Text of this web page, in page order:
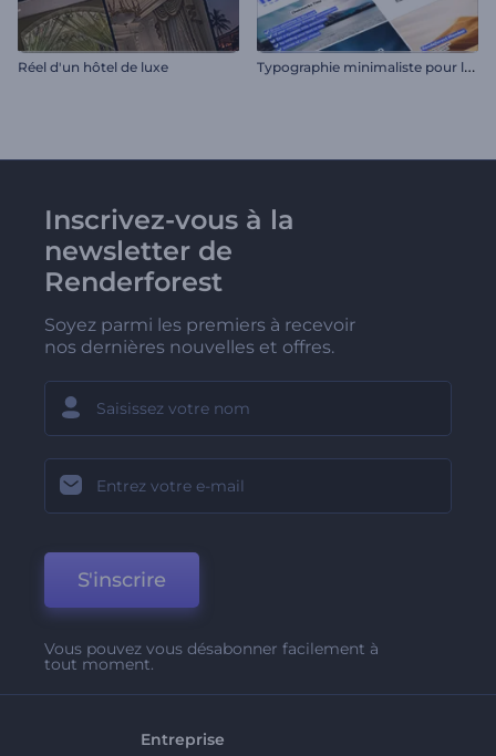
Réel d'un hôtel de luxe T
ypographie minimaliste pour les réseaux sociaux
Inscrivez-vous à la
newsletter de
Renderforest
Soyez parmi les premiers à recevoir
nos dernières nouvelles et offres.
S'inscrire
Vous pouvez vous désabonner facilement à
tout moment.
Entreprise